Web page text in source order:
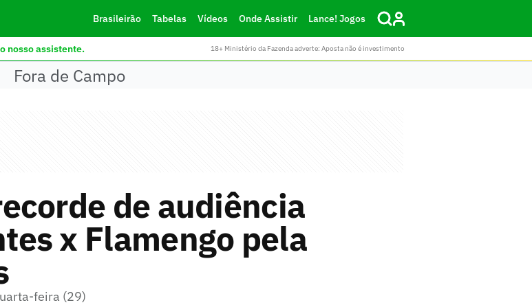
Brasileirão Tabelas Vídeos Onde Assistir Lance! Jogos
nosso assistente. 18+ Ministério da Fazenda adverte: Aposta não é investimento
Fora de Campo
de audiência
x Flamengo pela
feira (29)